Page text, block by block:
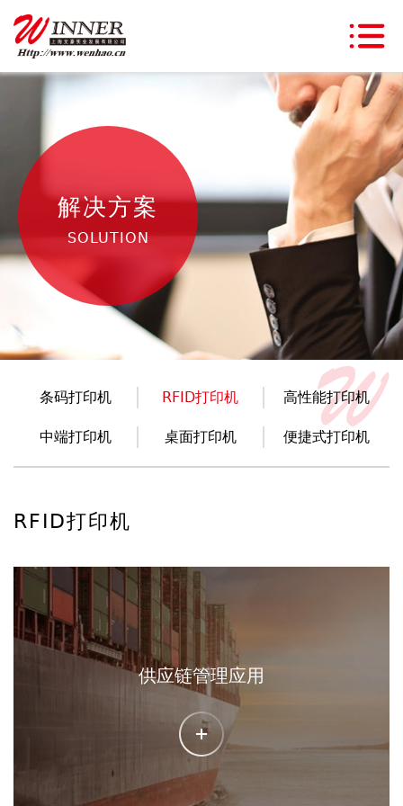
解决方案
SOLUTION
条码打印机 RFID打印机 高性能打印机
中端打印机 桌面打印机 便捷式打印机
RFID打印机
供应链管理应用